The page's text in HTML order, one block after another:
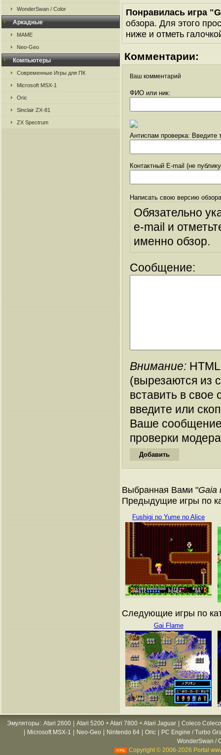
WonderSwan / Color
Аркадные
MAME
Neo-Geo
Компьютеры
Современные Игры для ПК
Microsoft MSX-1
Oric
Sinclair ZX-81
ZX Spectrum
Понравилась игра
обзора. Для этого
ниже и отметь
Комментарии:
Ваш комментарий
ФИО или ник:
Антиспам проверка: Введите
Контактный E-mail (не
Написать свою версию
Обязательно
e-mail и
именно обзор.
Сообщение:
Внимание:
(вырезаются из
вставить в
введите или
Ваше
проверки
Выбранная Вами "Gaia
Предыдущие игры по
Fushigi no Yume no Alice
Следующие игры по
Gai Flame
Эмуляторы : Atari 2600 Atari 5200 + Atari 7800 + Atari Jaguar
Coleco
Microsoft MSX-1 Neo-Geo Nintendo 64 Oric
PC Engine / Turbo
WonderSwan /
Copyright © 2006-2026 Portal